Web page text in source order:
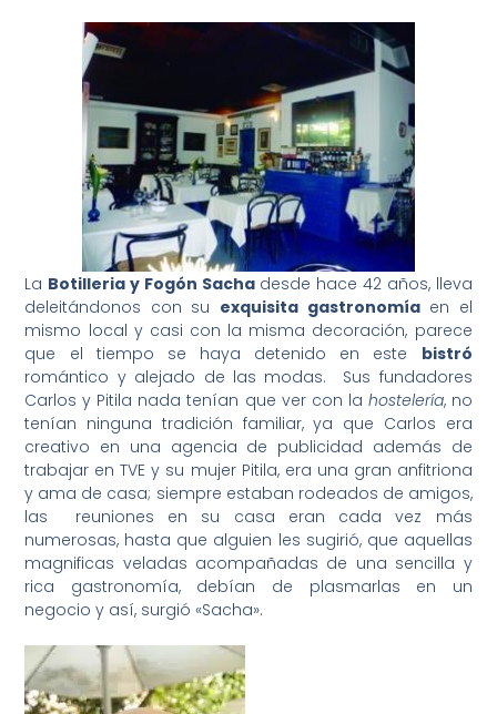
La Botilleria y Fogón Sachadesde hace 42 años, lleva
deleitándonos con su exquisita gastronomíaen el
mismo local y casi con la misma decoración, parece
que el tiempo se haya detenido en este bistró
romántico y alejado de las modas. Sus fundadores
Carlos y Pitila nada tenían que ver con la hostelería, no
tenían ninguna tradición familiar, ya que Carlos era
creativo en una agencia de publicidad además de
trabajar en TVE y su mujer Pitila, era una gran anfitriona
y ama de casa; siempre estaban rodeados de amigos,
las reuniones en su casa eran cada vez más
numerosas, hasta que alguien les sugirió, que aquellas
magnificas veladas acompañadas de una sencilla y
rica gastronomía, debían de plasmarlas en un
negocio y así, surgió «Sacha».